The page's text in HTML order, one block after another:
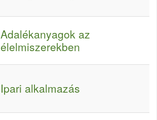
Adalékanyagok az
élelmiszerekben
Ipari alkalmazás